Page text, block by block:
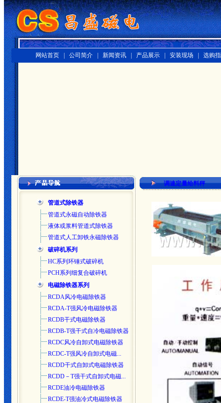
网站首页 | 公司简介 | 新闻资讯 | 产品展示 | 安装现场 | 选购
管道式除铁器
管道式永磁自动除铁器
液体或浆料管道式除铁器
管道式人工卸铁永磁除铁器
破碎机系列
HC系列环锤式破碎机
PCH系列细复合破碎机
电磁除铁器系列
RCDA风冷电磁除铁器
RCDA-T强风冷电磁除铁器
RCDB干式电磁除铁器
RCDB-T强干式自冷电磁除铁器
RCDC风冷自卸式电磁除铁器
RCDC-T强风冷自卸式电磁...
RCDD干式自卸式电磁除铁器
RCDD－T强干式自卸式电磁...
RCDE油冷电磁除铁器
RCDE-T强油冷式电磁除铁器
调速定量给料秤